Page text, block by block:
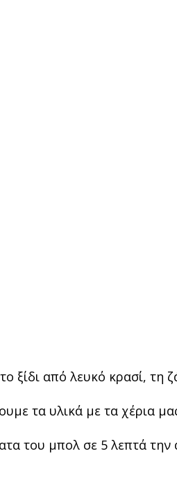
ξίδι από λευκό κρασί, τη
τα υλικά με τα χέρια
του μπολ σε 5 λεπτά